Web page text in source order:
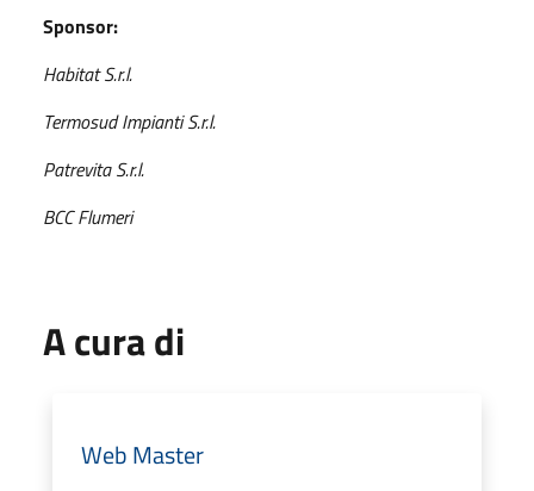
Sponsor:
Habitat S.r.l.
Termosud Impianti S.r.l.
Patrevita S.r.l.
BCC Flumeri
A cura di
Web Master